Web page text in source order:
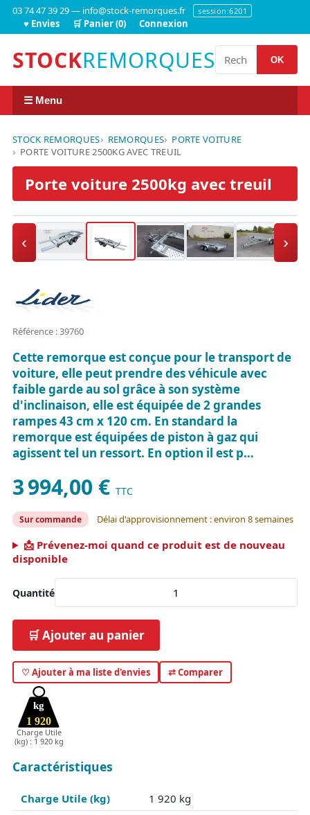
03 74 47 39 29 — info@stock-remorques.fr session:6201
♥ Envies 🛒 Panier (0) Connexion
STOCKREMORQUES OK
☰ Menu
STOCK REMORQUES REMORQUES
PORTE VOITURE
PORTE VOITURE 2500KG AVEC TREUIL
Porte voiture 2500kg avec treuil
‹ ›
Référence : 39760
Cette remorque est conçue pour le transport de
voiture, elle peut prendre des véhicule avec
faible garde au sol grâce à son système
d'inclinaison, elle est équipée de 2 grandes
rampes 43 cm x 120 cm. En standard la
remorque est équipées de piston à gaz qui
agissent tel un ressort. En option il est p…
3 994,00 € TTC
Sur commande Délai d'approvisionnement : environ 8 semaines
📩 Prévenez-moi quand ce produit est de nouveau
disponible
Quantité
🛒 Ajouter au panier
♡ Ajouter à ma liste d'envies ⇄ Comparer
1 920
kg
Charge Utile
(kg) : 1 920 kg
Caractéristiques
Charge Utile (kg)
1 920 kg